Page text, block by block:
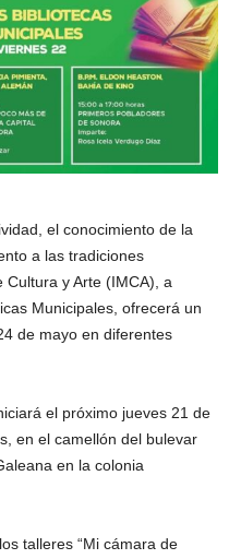
el conocimiento de la
a las tradiciones
y Arte (IMCA), a
Municipales, ofrecerá un
de mayo en diferentes
el próximo jueves 21 de
en el camellón del bulevar
en la colonia
talleres “Mi cámara de